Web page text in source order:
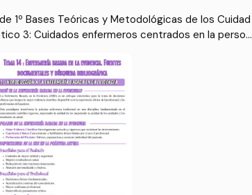
1º Bases Teóricas y Metodológicas de los Cuidad
3: Cuidados enfermeros centrados en la person